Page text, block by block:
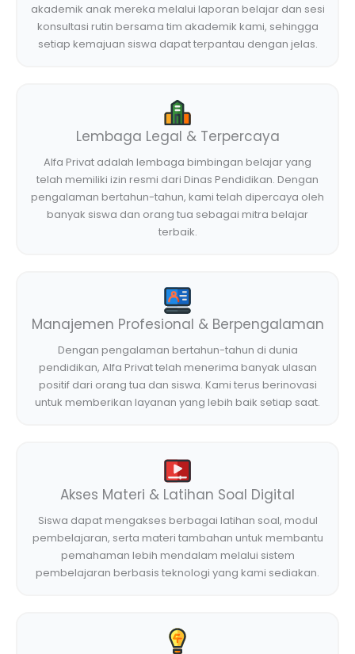
akademik anak mereka melalui laporan belajar dan sesi
konsultasi rutin bersama tim akademik kami, sehingga
setiap kemajuan siswa dapat terpantau dengan jelas.
Lembaga Legal & Terpercaya
Alfa Privat adalah lembaga bimbingan belajar yang
telah memiliki izin resmi dari Dinas Pendidikan. Dengan
pengalaman bertahun-tahun, kami telah dipercaya oleh
banyak siswa dan orang tua sebagai mitra belajar
terbaik.
Manajemen Profesional & Berpengalaman
Dengan pengalaman bertahun-tahun di dunia
pendidikan, Alfa Privat telah menerima banyak ulasan
positif dari orang tua dan siswa. Kami terus berinovasi
untuk memberikan layanan yang lebih baik setiap saat.
Akses Materi & Latihan Soal Digital
Siswa dapat mengakses berbagai latihan soal, modul
pembelajaran, serta materi tambahan untuk membantu
pemahaman lebih mendalam melalui sistem
pembelajaran berbasis teknologi yang kami sediakan.